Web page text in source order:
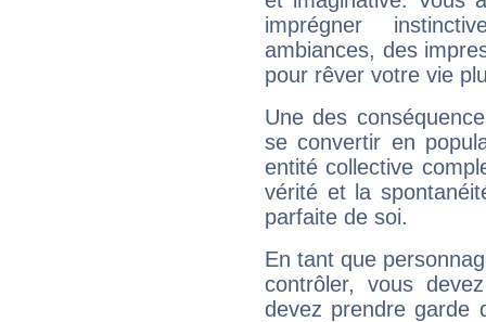
imprégner
ambiances, des
pour rêver votre vie
Une des
se convertir en
entité collective
vérité et la
parfaite de soi.
En tant que
contrôler, vous
devez prendre garde